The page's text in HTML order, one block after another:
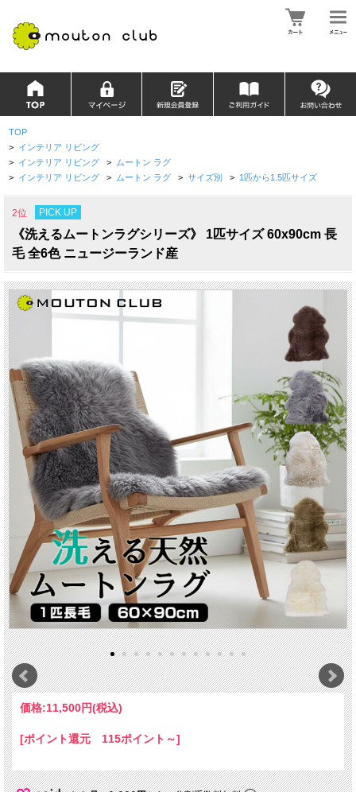
TOP
> インテリア リビング
> インテリア リビング > ムートン ラグ
> インテリア リビング > ムートン ラグ > サイズ別 > 1匹から1.5匹サイズ
2位 PICK UP
《洗えるムートンラグシリーズ》 1匹サイズ 60x90cm 長
毛 全6色 ニュージーランド産
価格:11,500円(税込)
[ポイント還元 115ポイント～]